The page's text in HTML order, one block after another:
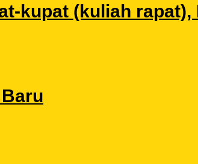
kupat (kuliah